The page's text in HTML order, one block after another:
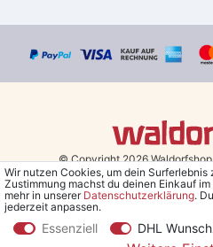
© Copyright 2026
Bestellungen mit Prio Versand bis
*Kostenlose Lieferung in
Wir nutzen Cookies, um dein
Zustimmung machst du deinen Einkauf
mehr in unserer Daten­schutz­erklärung.
jederzeit anpassen.
Essenziell DHL